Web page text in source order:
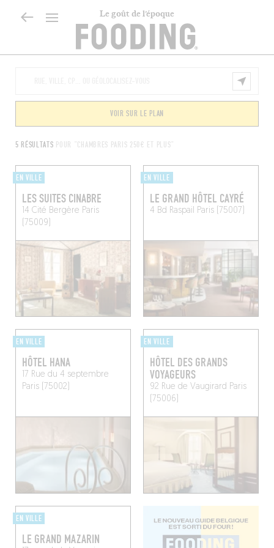
Le goût de l’époque
5 RÉSULTATS POUR "CHAMBRES PARIS 250€ ET PLUS"
VOIR SUR LE PLAN
EN VILLE
LES SUITES CINABRE
14 Cité Bergère Paris
(75009)
EN VILLE
LE GRAND HÔTEL CAYRÉ
4 Bd Raspail Paris (75007)
EN VILLE
HÔTEL HANA
17 Rue du 4 septembre
Paris (75002)
EN VILLE
HÔTEL DES GRANDS
VOYAGEURS
92 Rue de Vaugirard Paris
(75006)
EN VILLE
LE GRAND MAZARIN